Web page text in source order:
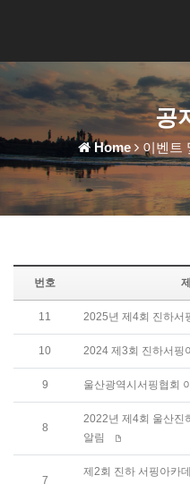
공
Home 이벤트
번호
11 2025년 제4회 진하서
10 2024 제3회 진하서핑
9 울산광역시서핑협회
8
2022년 제4회 울산진
알림
7
제2회 진하 서핑아카데미 신청 관련